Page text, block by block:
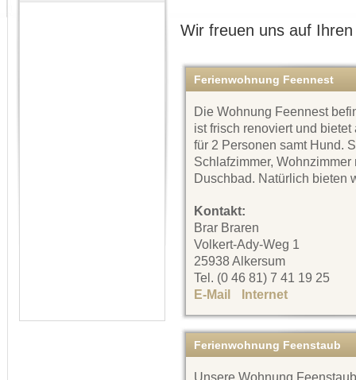
Wir freuen uns auf
Ferienwohnung Feennest
Die Wohnung Feennest
ist frisch renoviert und bietet
für 2 Personen samt Hund.
Schlafzimmer,
Duschbad. Natürlich bieten
Kontakt:
Brar Braren
Volkert-Ady-Weg 1
25938 Alkersum
Tel. (0 46 81) 7 41 19 25
E-Mail
Internet
Ferienwohnung Feenstaub
Unsere Wohnung